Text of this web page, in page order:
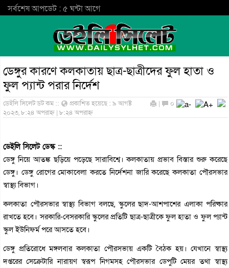
সর্বশেষ আপডেট : ৫ ঘন্টা আগে
ডেঙ্গুর কারণে কলকাতায় ছাত্র-ছাত্রীদের ফুল হাতা ও
ফুল প্যান্ট পরার নির্দেশ
ডেইলি সিলেট ডট কম ::
প্রকাশিত হয়েছে : ৯ আগষ্ট
২০২৩, ৮:২৪ অপরাহ্ন | ৮:২৪ অপরাহ্ন
| ০
ডেইলি সিলেট ডেস্ক ::
ডেঙ্গু নিয়ে আতঙ্ক ছড়িয়ে পড়েছে সারাবিশ্বে। কলকাতায় প্রভাব বিস্তার শুরু করেছে
ডেঙ্গু। ডেঙ্গু রোগের মোকাবেলা করতে নির্দেশনা জারি করেছে কলকাতা পৌরসভার
স্বাস্থ্য বিভাগ।
কলকাতা পৌরসভার স্বাস্থ্য বিভাগ বলছে, স্কুলের ছাদ-আশপাশের এলাকা পরিষ্কার
রাখতে হবে। সরকারি-বেসরকারি স্কুলের প্রতিটি ছাত্র-ছাত্রীকে ফুল হাতা ও ফুল প্যান্ট
স্কুল ইউনিফর্ম পরে আসতে হবে।
ডেঙ্গু প্রতিরোধে মঙ্গলবার কলকাতা পৌরসভায় একটি বৈঠক হয়। যেখানে স্বাস্থ্য
দপ্তরের সেক্রেটারি নারায়ণ স্বরূপ নিগমসহ পৌরসভার ডেপুটি মেয়র তথা স্বাস্থ্য